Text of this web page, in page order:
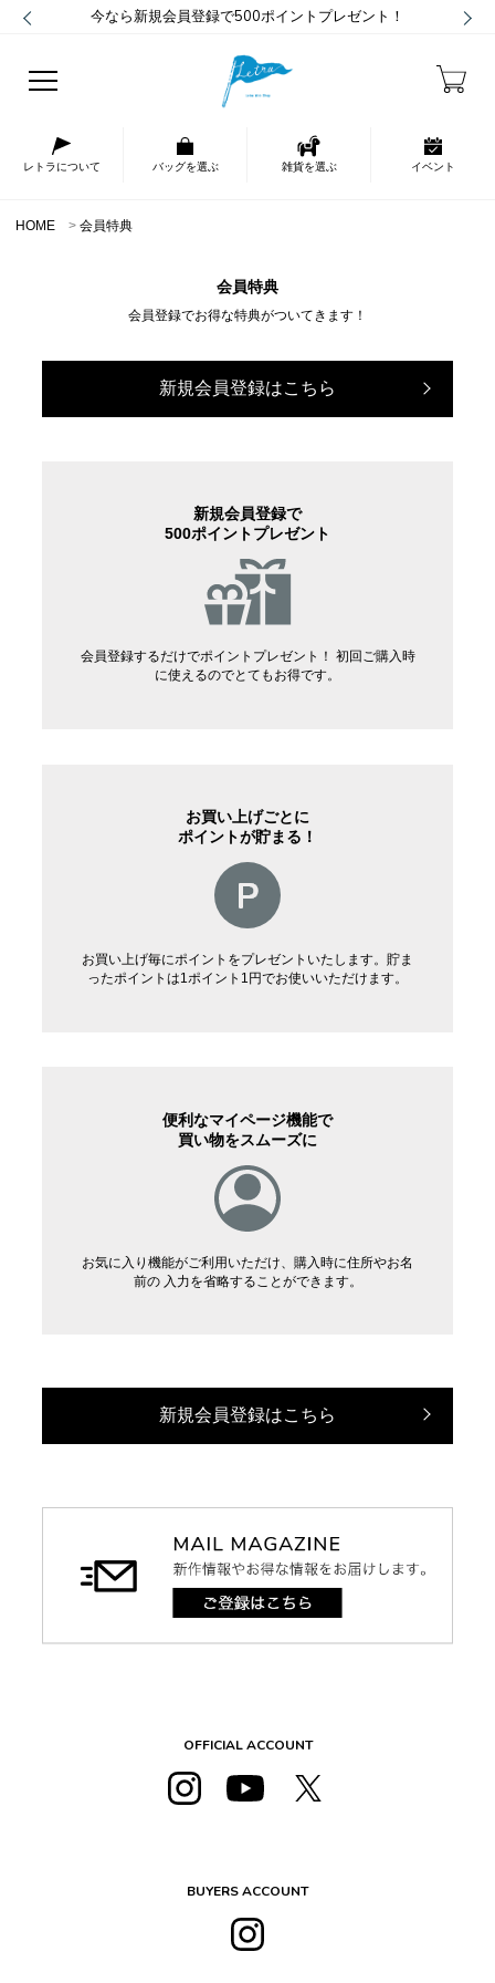
今なら新規会員登録で500ポイントプレゼント！
レトラについて バッグを選ぶ 雑貨を選ぶ イベント
HOME 会員特典
会員特典
会員登録でお得な特典がついてきます！
新規会員登録はこちら
新規会員登録で
500ポイントプレゼント
会員登録するだけでポイントプレゼント！ 初回ご購入時
に使えるのでとてもお得です。
お買い上げごとに
ポイントが貯まる！
お買い上げ毎にポイントをプレゼントいたします。貯ま
ったポイントは1ポイント1円でお使いいただけます。
便利なマイページ機能で
買い物をスムーズに
お気に入り機能がご利用いただけ、購入時に住所やお名
前の 入力を省略することができます。
新規会員登録はこちら
OFFICIAL ACCOUNT
BUYERS ACCOUNT